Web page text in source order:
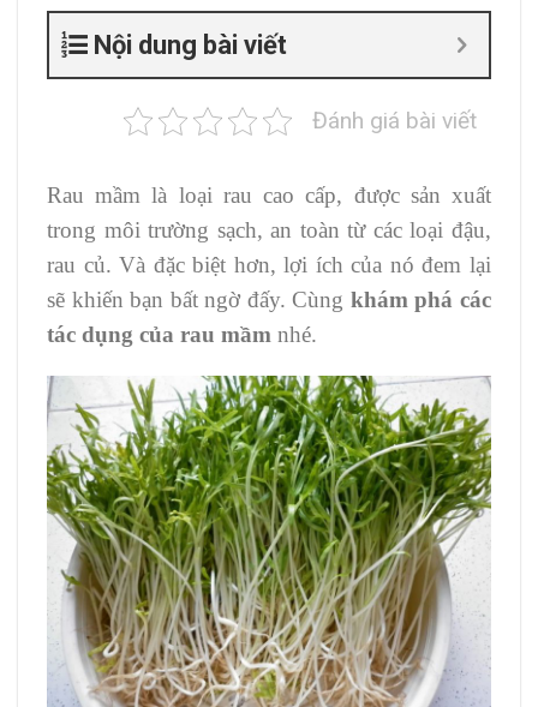
Nội dung bài viết
Đánh giá bài viết
Rau mầm là loại rau cao cấp, được sản xuất
trong môi trường sạch, an toàn từ các loại đậu,
rau củ. Và đặc biệt hơn, lợi ích của nó đem lại
sẽ khiến bạn bất ngờ đấy. Cùng khám phá các
tác dụng của rau mầm nhé.